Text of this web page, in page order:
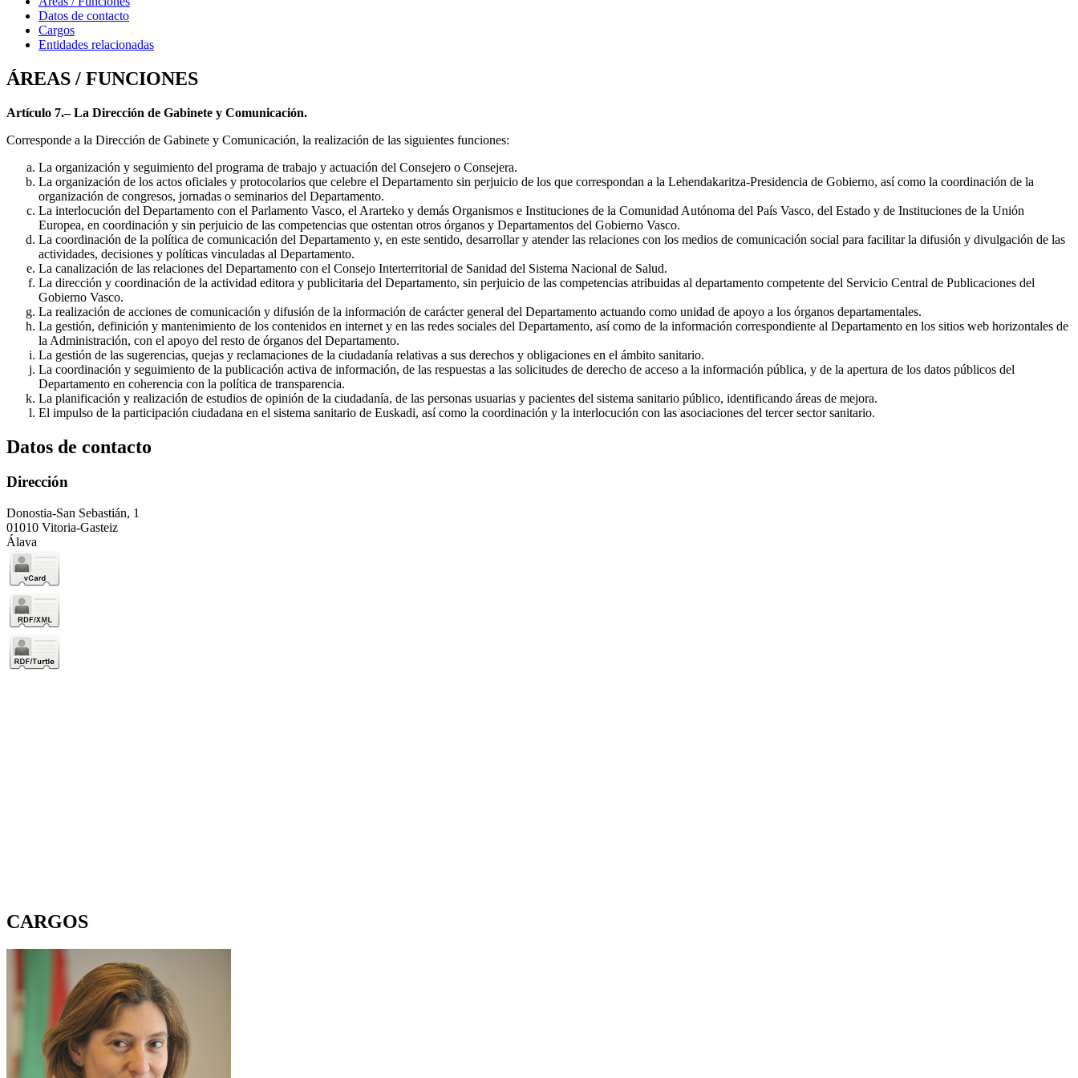
Datos de contacto
Cargos
Entidades relacionadas
ÁREAS / FUNCIONES
Artículo 7.– La Dirección de Gabinete y Comunicación.
Corresponde a la Dirección de Gabinete y Comunicación, la realización de las siguientes funciones:
La organización y seguimiento del programa de trabajo y actuación del Consejero o Consejera.
La organización de los actos oficiales y protocolarios que celebre el Departamento sin perjuicio de los que correspondan a la Lehendakaritza-Presidencia de Gobierno, así como la coordinación de la
organización de congresos, jornadas o seminarios del Departamento.
La interlocución del Departamento con el Parlamento Vasco, el Ararteko y demás Organismos e Instituciones de la Comunidad Autónoma del País Vasco, del Estado y de Instituciones de la Unión
Europea, en coordinación y sin perjuicio de las competencias que ostentan otros órganos y Departamentos del Gobierno Vasco.
La coordinación de la política de comunicación del Departamento y, en este sentido, desarrollar y atender las relaciones con los medios de comunicación social para facilitar la difusión y divulgación de las
actividades, decisiones y políticas vinculadas al Departamento.
La canalización de las relaciones del Departamento con el Consejo Interterritorial de Sanidad del Sistema Nacional de Salud.
La dirección y coordinación de la actividad editora y publicitaria del Departamento, sin perjuicio de las competencias atribuidas al departamento competente del Servicio Central de Publicaciones del
Gobierno Vasco.
La realización de acciones de comunicación y difusión de la información de carácter general del Departamento actuando como unidad de apoyo a los órganos departamentales.
La gestión, definición y mantenimiento de los contenidos en internet y en las redes sociales del Departamento, así como de la información correspondiente al Departamento en los sitios web horizontales de
la Administración, con el apoyo del resto de órganos del Departamento.
La gestión de las sugerencias, quejas y reclamaciones de la ciudadanía relativas a sus derechos y obligaciones en el ámbito sanitario.
La coordinación y seguimiento de la publicación activa de información, de las respuestas a las solicitudes de derecho de acceso a la información pública, y de la apertura de los datos públicos del
Departamento en coherencia con la política de transparencia.
La planificación y realización de estudios de opinión de la ciudadanía, de las personas usuarias y pacientes del sistema sanitario público, identificando áreas de mejora.
El impulso de la participación ciudadana en el sistema sanitario de Euskadi, así como la coordinación y la interlocución con las asociaciones del tercer sector sanitario.
Datos de contacto
Dirección
Donostia-San Sebastián, 1
01010 Vitoria-Gasteiz
Álava
CARGOS